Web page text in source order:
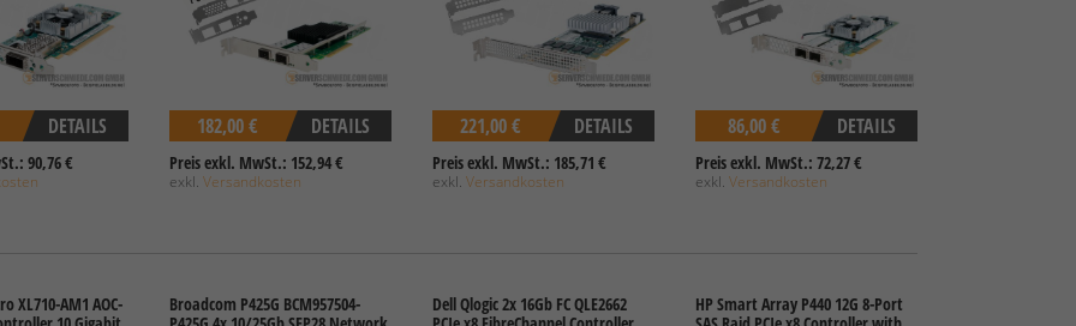
DETAILS
90,76 €
DETAILS
182,00 €
Preis exkl. MwSt.: 152,94 €
exkl. Versandkosten
DETAILS
221,00 €
Preis exkl. MwSt.: 185,71 €
exkl. Versandkosten
DETAILS
86,00 €
Preis exkl. MwSt.: 72,27 €
exkl. Versandkosten
XL710-AM1 AOC-
Broadcom P425G BCM957504-
Dell Qlogic 2x 16Gb FC QLE2662
HP Smart Array P440 12G 8-Port